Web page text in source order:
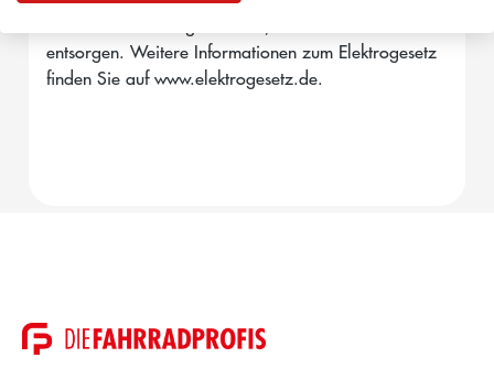
entsorgen. Weitere Informationen zum Elektrogesetz
finden Sie auf www.elektrogesetz.de.